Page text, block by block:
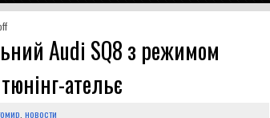
Audi SQ8 з режимом
ательє
новости